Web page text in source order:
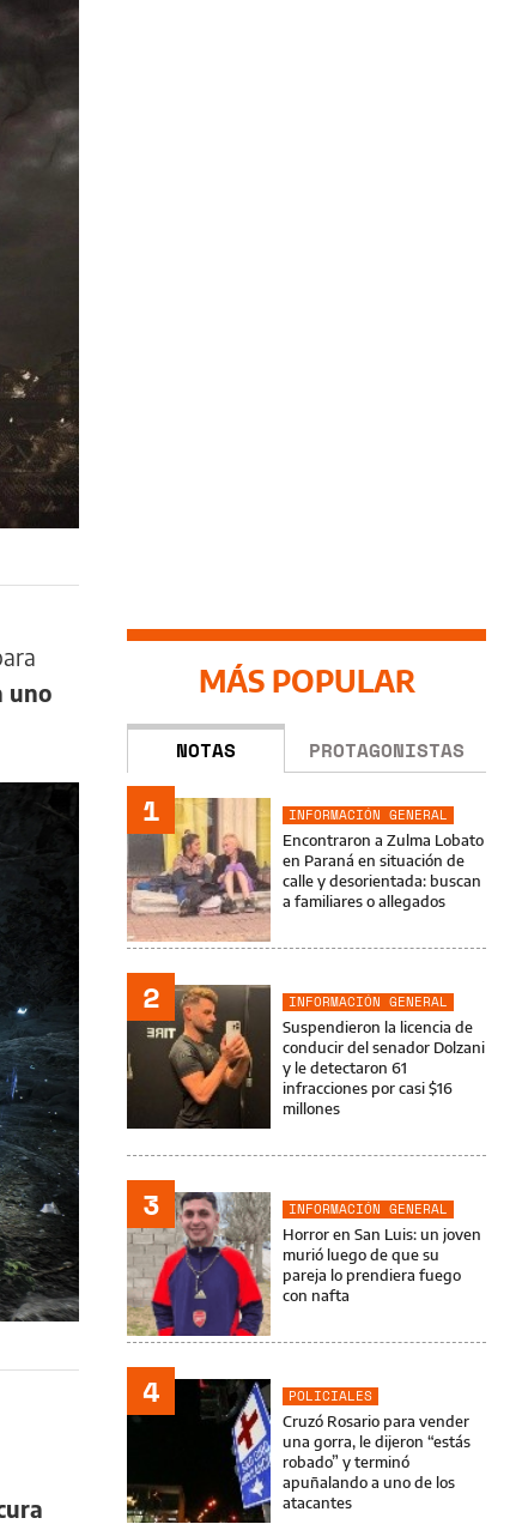
uno
MÁS POPULAR
NOTAS PROTAGONISTAS
1
INFORMACIÓN GENERAL
Encontraron a Zulma Lobato
en Paraná en situación de
calle y desorientada: buscan
a familiares o allegados
2
INFORMACIÓN GENERAL
Suspendieron la licencia de
conducir del senador Dolzani
y le detectaron 61
infracciones por casi $16
millones
3
INFORMACIÓN GENERAL
Horror en San Luis: un joven
murió luego de que su
pareja lo prendiera fuego
con nafta
4
POLICIALES
Cruzó Rosario para vender
una gorra, le dijeron “estás
robado” y terminó
apuñalando a uno de los
atacantes